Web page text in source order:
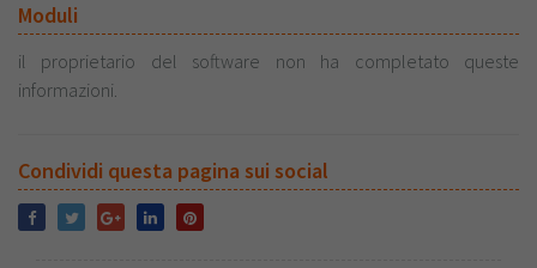
Moduli
il proprietario del software non ha completato queste
informazioni.
Condividi questa pagina sui social